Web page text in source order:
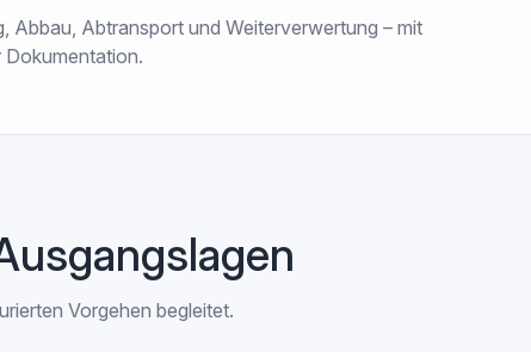
Abbau, Abtransport und Weiterverwertung – mit
Dokumentation.
Vorgehen begleitet.